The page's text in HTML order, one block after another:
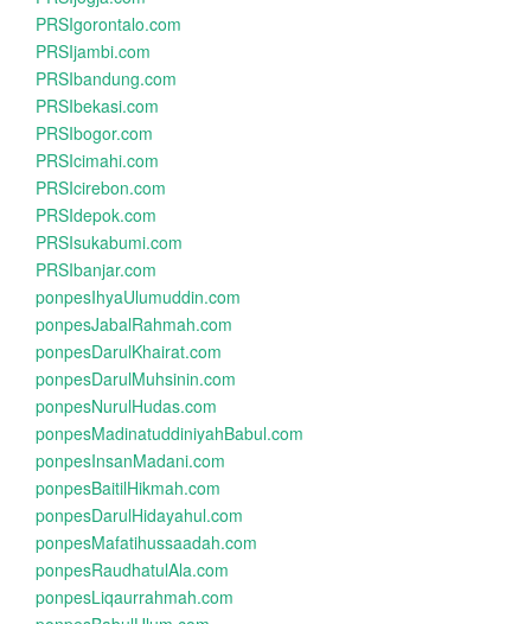
PRSIgorontalo.com
PRSIjambi.com
PRSIbandung.com
PRSIbekasi.com
PRSIbogor.com
PRSIcimahi.com
PRSIcirebon.com
PRSIdepok.com
PRSIsukabumi.com
PRSIbanjar.com
ponpesIhyaUlumuddin.com
ponpesJabalRahmah.com
ponpesDarulKhairat.com
ponpesDarulMuhsinin.com
ponpesNurulHudas.com
ponpesMadinatuddiniyahBabul.com
ponpesInsanMadani.com
ponpesBaitilHikmah.com
ponpesDarulHidayahul.com
ponpesMafatihussaadah.com
ponpesRaudhatulAla.com
ponpesLiqaurrahmah.com